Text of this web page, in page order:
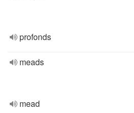
profonds
meads
mead